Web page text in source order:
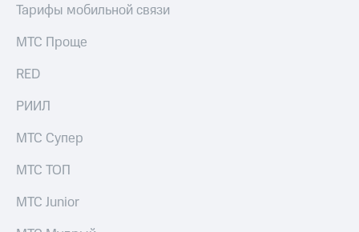
Тарифы мобильной связи
МТС Проще
RED
РИИЛ
МТС Супер
МТС ТОП
МТС Junior